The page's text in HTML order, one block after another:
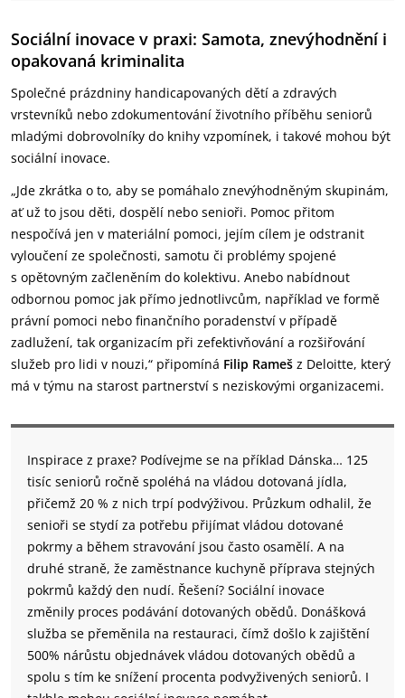
Sociální inovace v praxi: Samota, znevýhodnění i
opakovaná kriminalita
Společné prázdniny handicapovaných dětí a zdravých
vrstevníků nebo zdokumentování životního příběhu seniorů
mladými dobrovolníky do knihy vzpomínek, i takové mohou být
sociální inovace.
„Jde zkrátka o to, aby se pomáhalo znevýhodněným skupinám,
ať už to jsou děti, dospělí nebo senioři. Pomoc přitom
nespočívá jen v materiální pomoci, jejím cílem je odstranit
vyloučení ze společnosti, samotu či problémy spojené
s opětovným začleněním do kolektivu. Anebo nabídnout
odbornou pomoc jak přímo jednotlivcům, například ve formě
právní pomoci nebo finančního poradenství v případě
zadlužení, tak organizacím při zefektivňování a rozšiřování
služeb pro lidi v nouzi,“ připomíná Filip Rameš z Deloitte, který
má v týmu na starost partnerství s neziskovými organizacemi.
Inspirace z praxe? Podívejme se na příklad Dánska… 125
tisíc seniorů ročně spoléhá na vládou dotovaná jídla,
přičemž 20 % z nich trpí podvýživou. Průzkum odhalil, že
senioři se stydí za potřebu přijímat vládou dotované
pokrmy a během stravování jsou často osamělí. A na
druhé straně, že zaměstnance kuchyně příprava stejných
pokrmů každý den nudí. Řešení? Sociální inovace
změnily proces podávání dotovaných obědů. Donášková
služba se přeměnila na restauraci, čímž došlo k zajištění
500% nárůstu objednávek vládou dotovaných obědů a
spolu s tím ke snížení procenta podvyživených seniorů. I